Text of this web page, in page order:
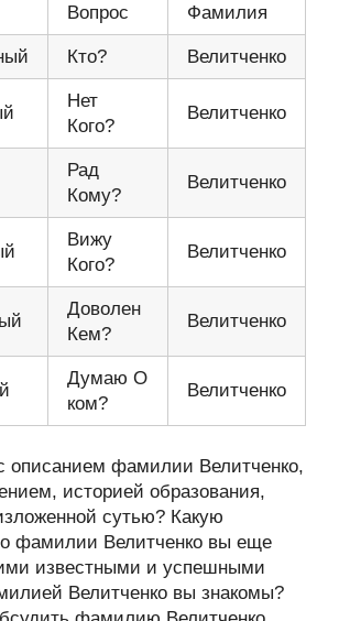
Вопрос Фамилия
Кто? Велитченко
Нет
Кого?
Велитченко
Рад
Кому?
Велитченко
Вижу
Кого?
Велитченко
Доволен
Кем?
Велитченко
Думаю О
ком?
Велитченко
описанием фамилии Велитченко,
историей образования,
сутью? Какую
фамилии Велитченко вы еще
известными и успешными
Велитченко вы знакомы?